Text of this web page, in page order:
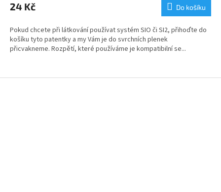
24 Kč Do košíku
Pokud chcete při látkování používat systém SIO či SI2, přihoďte do
košíku tyto patentky a my Vám je do svrchních plenek
přicvakneme. Rozpětí, které používáme je kompatibilní se...